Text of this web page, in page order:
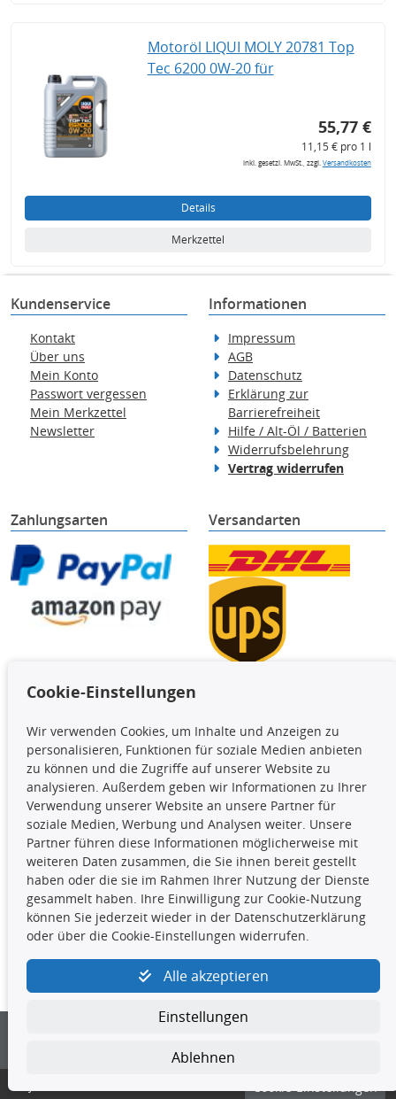
Motoröl LIQUI MOLY 20781 Top
Tec 6200 0W-20 für
55,77 €
11,15 € pro 1 l
inkl. gesetzl. MwSt., zzgl.Versandkosten
Details
Merkzettel
Kundenservice
Kontakt
Über uns
Mein Konto
Passwort vergessen
Mein Merkzettel
Newsletter
Informationen
Impressum
AGB
Datenschutz
Erklärung zur
Barrierefreiheit
Hilfe / Alt-Öl / Batterien
Widerrufsbelehrung
Vertrag widerrufen
Zahlungsarten Versandarten
Die hier angezeigten Daten,
insbesondere die gesamte Datenbank,
dürfen nicht kopiert werden. Es ist zu
unterlassen, die Daten oder die gesamte Datenbank ohne
vorherige Zustimmung TecDocs zu vervielfältigen, zu
verbreiten und/oder diese Handlungen durch Dritte ausführen
zu lassen. Ein Zuwiderhandeln stellt eine
Urheberrechtsverletzung dar und wird verfolgt.
Kontakt
4yourcar GmbH | Avidesweg 1 | 27386 Hemsbünde |
kundenservice@4yourcar.de
Cookie-Einstellungen
Cookie-Einstellungen
Wir verwenden Cookies, um Inhalte und Anzeigen zu
personalisieren, Funktionen für soziale Medien anbieten
zu können und die Zugriffe auf unserer Website zu
analysieren. Außerdem geben wir Informationen zu Ihrer
Verwendung unserer Website an unsere Partner für
soziale Medien, Werbung und Analysen weiter. Unsere
Partner führen diese Informationen möglicherweise mit
weiteren Daten zusammen, die Sie ihnen bereit gestellt
haben oder die sie im Rahmen Ihrer Nutzung der Dienste
gesammelt haben. Ihre Einwilligung zur Cookie-Nutzung
können Sie jederzeit wieder in der Datenschutzerklärung
oder über die Cookie-Einstellungen widerrufen.
Alle akzeptieren
Einstellungen
Ablehnen